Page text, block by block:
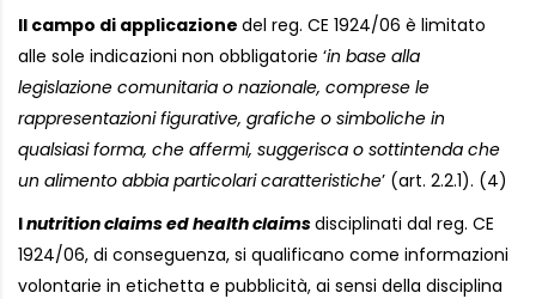
Il campo di applicazione del reg. CE 1924/06 è limitato
alle sole indicazioni non obbligatorie ‘in base alla
legislazione comunitaria o nazionale, comprese le
rappresentazioni figurative, grafiche o simboliche in
qualsiasi forma, che affermi, suggerisca o sottintenda che
un alimento abbia particolari caratteristiche’ (art. 2.2.1). (4)
Inutrition claims ed health claimsdisciplinati dal reg. CE
1924/06, di conseguenza, si qualificano come informazioni
volontarie in etichetta e pubblicità, ai sensi della disciplina